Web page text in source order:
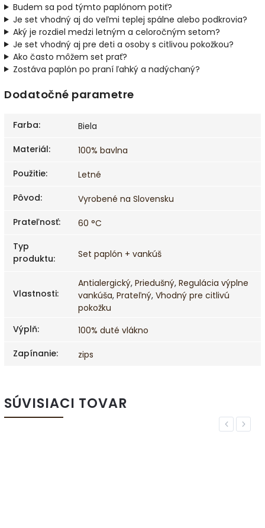
Budem sa pod týmto paplónom potiť?
Je set vhodný aj do veľmi teplej spálne alebo podkrovia?
Aký je rozdiel medzi letným a celoročným setom?
Je set vhodný aj pre deti a osoby s citlivou pokožkou?
Ako často môžem set prať?
Zostáva paplón po praní ľahký a nadýchaný?
Dodatočné parametre
Farba:
Biela
Materiál:
100% bavlna
Použitie:
Letné
Pôvod:
Vyrobené na Slovensku
Prateľnosť:
60 °C
Typ
produktu: Set paplón + vankúš
Vlastnosti:
Antialergický, Priedušný, Regulácia výplne
vankúša, Prateľný, Vhodný pre citlivú
pokožku
Výplň:
100% duté vlákno
Zapínanie: zips
SÚVISIACI TOVAR
Previous
Next